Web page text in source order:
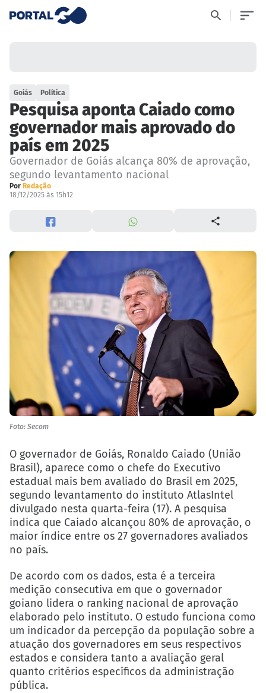
Goiás Política
Pesquisa aponta Caiado como
governador mais aprovado do
país em 2025
Governador de Goiás alcança 80% de aprovação,
segundo levantamento nacional
Por Redação
18/12/2025 às 15h12
Foto: Secom
O governador de Goiás, Ronaldo Caiado (União
Brasil), aparece como o chefe do Executivo
estadual mais bem avaliado do Brasil em 2025,
segundo levantamento do instituto AtlasIntel
divulgado nesta quarta-feira (17). A pesquisa
indica que Caiado alcançou 80% de aprovação, o
maior índice entre os 27 governadores avaliados
no país.
De acordo com os dados, esta é a terceira
medição consecutiva em que o governador
goiano lidera o ranking nacional de aprovação
elaborado pelo instituto. O estudo funciona como
um indicador da percepção da população sobre a
atuação dos governadores em seus respectivos
estados e considera tanto a avaliação geral
quanto critérios específicos da administração
pública.